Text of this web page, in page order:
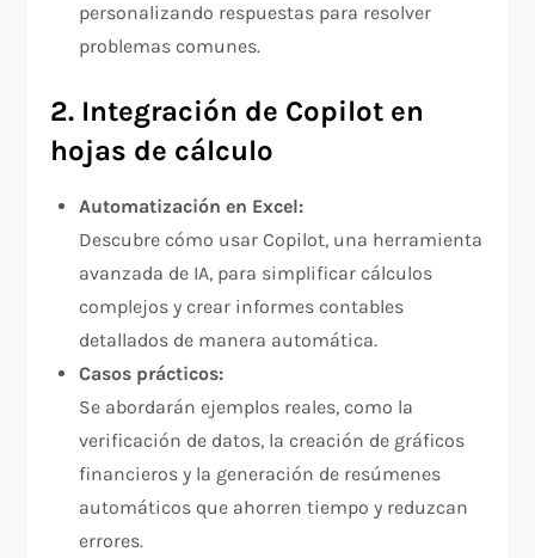
personalizando respuestas para resolver
problemas comunes.
2. Integración de Copilot en
hojas de cálculo
Automatización en Excel:
Descubre cómo usar Copilot, una herramienta
avanzada de IA, para simplificar cálculos
complejos y crear informes contables
detallados de manera automática.
Casos prácticos:
Se abordarán ejemplos reales, como la
verificación de datos, la creación de gráficos
financieros y la generación de resúmenes
automáticos que ahorren tiempo y reduzcan
errores.